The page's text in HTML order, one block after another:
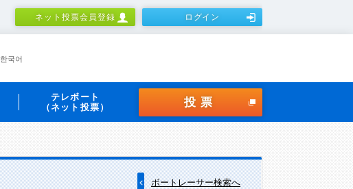
ネット投票会員登録 ログイン
한국어
テレボート
（ネット投票）
投票
ボートレーサー検索へ